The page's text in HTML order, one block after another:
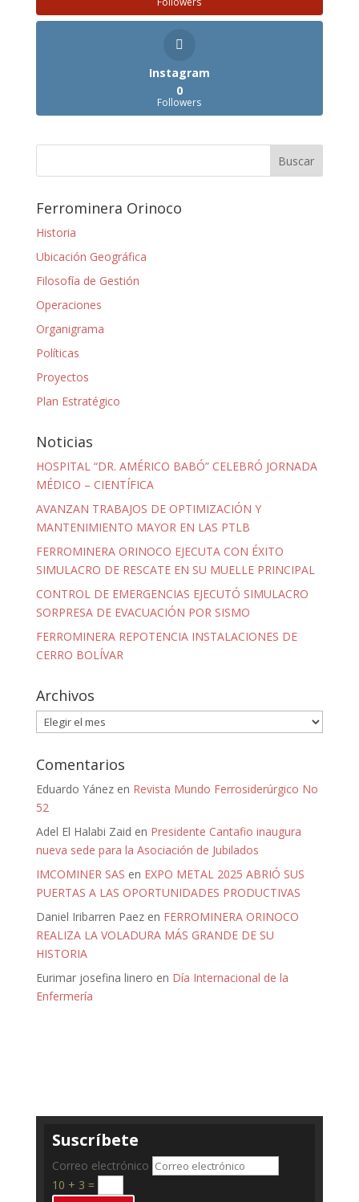
Instagram
0
Followers
Ferrominera Orinoco
Historia
Ubicación Geográfica
Filosofía de Gestión
Operaciones
Organigrama
Políticas
Proyectos
Plan Estratégico
Noticias
HOSPITAL “DR. AMÉRICO BABÓ” CELEBRÓ JORNADA
MÉDICO – CIENTÍFICA
AVANZAN TRABAJOS DE OPTIMIZACIÓN Y
MANTENIMIENTO MAYOR EN LAS PTLB
FERROMINERA ORINOCO EJECUTA CON ÉXITO
SIMULACRO DE RESCATE EN SU MUELLE PRINCIPAL
CONTROL DE EMERGENCIAS EJECUTÓ SIMULACRO
SORPRESA DE EVACUACIÓN POR SISMO
FERROMINERA REPOTENCIA INSTALACIONES DE
CERRO BOLÍVAR
Archivos
Archivos
Comentarios
Eduardo Yánezen Revista Mundo Ferrosiderúrgico No
52
Adel El Halabi Zaid en Presidente Cantafio inaugura
nueva sede para la Asociación de Jubilados
IMCOMINER SAS en EXPO METAL 2025 ABRIÓ SUS
PUERTAS A LAS OPORTUNIDADES PRODUCTIVAS
Daniel Iribarren Paezen FERROMINERA ORINOCO
REALIZA LA VOLADURA MÁS GRANDE DE SU
HISTORIA
Eurimar josefina linero en Día Internacional de la
Enfermería
Suscríbete
Correo electrónico
10 + 3 =